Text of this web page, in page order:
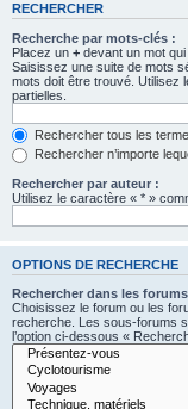
RECHERCHER
Recherche par mots-clés :
Placez un + devant un mot
Saisissez une suite de mots
mots doit être trouvé. Utilisez
partielles.
Rechercher tous les
Rechercher n’importe
Rechercher par auteur :
Utilisez le caractère « * »
OPTIONS DE RECHERCHE
Rechercher dans les
Choisissez le forum ou les
recherche. Les sous-forums
l’option ci-dessous «